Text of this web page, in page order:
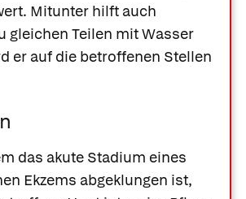
Mitunter hilft auch
gleichen Teilen mit Wasser
er auf die betroffenen Stellen
das akute Stadium eines
Ekzems abgeklungen ist,